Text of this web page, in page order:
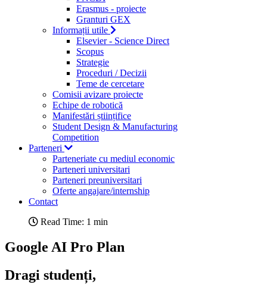
Erasmus - proiecte
Granturi GEX
Informații utile
Elsevier - Science Direct
Scopus
Strategie
Proceduri / Decizii
Teme de cercetare
Comisii avizare proiecte
Echipe de robotică
Manifestări științifice
Student Design & Manufacturing
Competition
Parteneri
Parteneriate cu mediul economic
Parteneri universitari
Parteneri preuniversitari
Oferte angajare/internship
Contact
Read Time: 1 min
Google AI Pro Plan
Dragi studenți,